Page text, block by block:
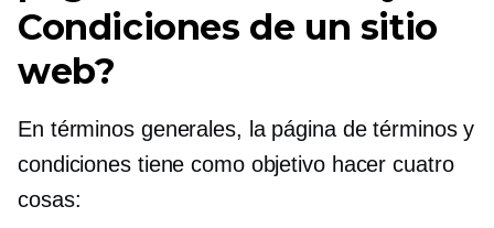
Condiciones de un sitio
web?
En términos generales, la página de términos y
condiciones tiene como objetivo hacer cuatro
cosas: